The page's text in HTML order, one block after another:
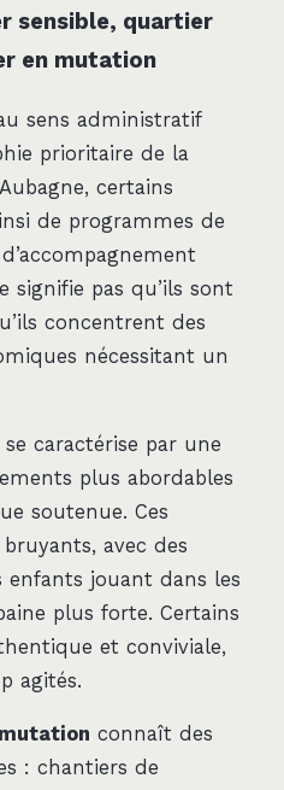
sensible, quartier
en mutation
sens administratif
prioritaire de la
certains
de programmes de
signifie pas qu’ils sont
concentrent des
nécessitant un
se caractérise par une
plus abordables
soutenue. Ces
avec des
enfants jouant dans les
plus forte. Certains
et conviviale,
agités.
connaît des
: chantiers de